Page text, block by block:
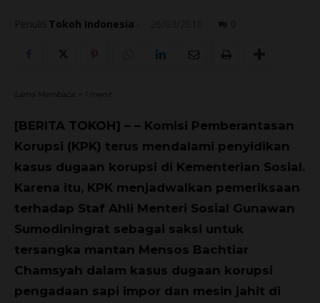
Tokoh Indonesia
Lama Membaca: < 1 menit
[BERITA TOKOH] – – Komisi Pemberantasan
Korupsi (KPK) terus mendalami penyidikan
kasus dugaan korupsi di Kementerian Sosial.
Karena itu, KPK menjadwalkan pemeriksaan
terhadap Staf Ahli Menteri Sosial Gunawan
Sumodiningrat sebagai saksi untuk
tersangka mantan Mensos Bachtiar
Chamsyah dalam kasus dugaan korupsi
pengadaan sapi impor dan mesin jahit di